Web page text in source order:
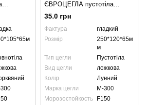
ЄВРОЦЕГЛА пустотіла
гладка 250х120х65мм лунна
35.0 грн
Фактура
гладкий
Розмір
250*120*65м
м
Тип цегли
Пустотіла
Вид цегли
ложкова
Колір
Лунний
Марка цегли
М-300
Морозостойкость
F150